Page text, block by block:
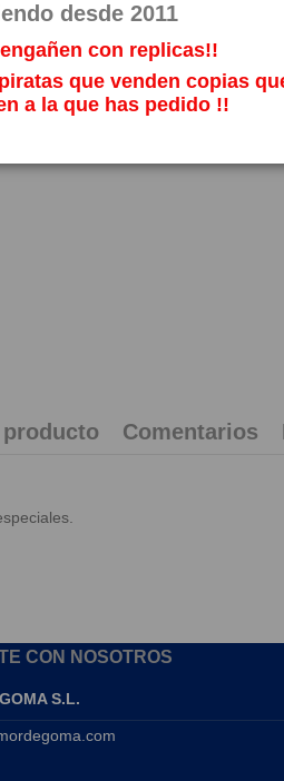
Comentarios
CON NOSOTROS
S.L.
desde 2011
con replicas!!
que venden copias
a la que has pedido !!